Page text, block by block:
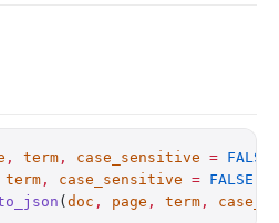
, term , case_sensitive = FALSE
term , case_sensitive = FALSE
( doc , page , term ,